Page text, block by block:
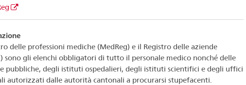
delle professioni mediche (MedReg) e il Registro delle aziende
sono gli elenchi obbligatori di tutto il personale medico nonché delle
pubbliche, degli istituti ospedalieri, degli istituti scientifici e degli uffici
autorizzati dalle autorità cantonali a procurarsi stupefacenti.